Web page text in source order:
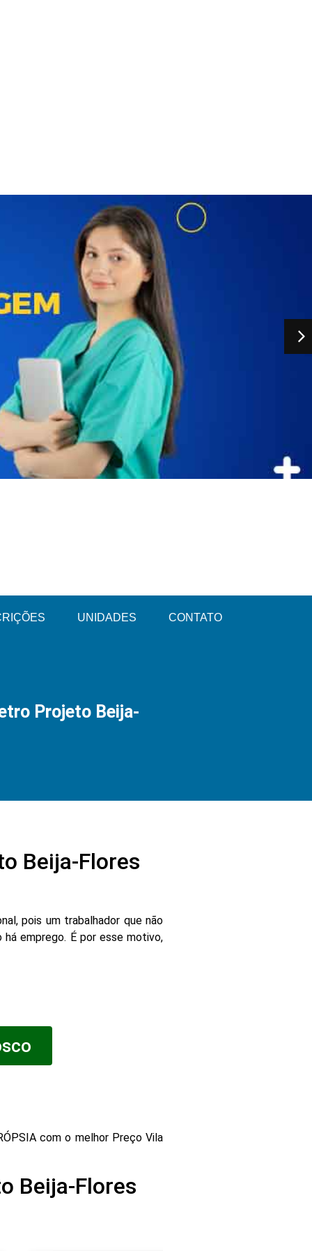
UNIDADES CONTATO
Projeto Beija-
Beija-Flores
pois um trabalhador que não
emprego. É por esse motivo,
com o melhor Preço Vila
Beija-Flores